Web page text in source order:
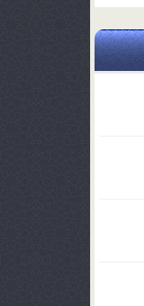
یا
صدا
کلیدهای